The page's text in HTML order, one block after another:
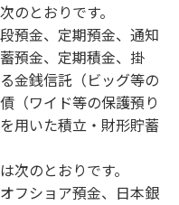
のとおりです。
預金、定期預金、通知
預金、定期積金、掛
金銭信託（ビッグ等の
（ワイド等の保護預り
用いた積立・財形貯蓄
次のとおりです。
フショア預金、日本銀